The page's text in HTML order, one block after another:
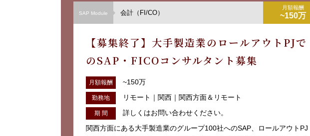
SAP Module 会計（FI/CO）
月額報酬
~150万
【募集終了】大手製造業のロールアウトPJで
のSAP・FICOコンサルタント募集
月額報酬 ~150万
勤務地 リモート｜関西｜関西方面＆リモート
期 間
詳しくはお問い合わせください。
関西方面にある大手製造業のグループ100社へのSAP、ロールアウトPJ